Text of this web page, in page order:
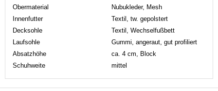
Obermaterial
Nubukleder, Mesh
Innenfutter
Textil, tw. gepolstert
Decksohle
Textil, Wechselfußbett
Laufsohle
Gummi, angeraut, gut profiliert
Absatzhöhe
ca. 4 cm, Block
Schuhweite
mittel